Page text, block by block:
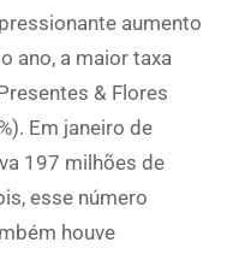
aumento
ano, a maior taxa
& Flores
Em janeiro de
197 milhões de
esse número
houve